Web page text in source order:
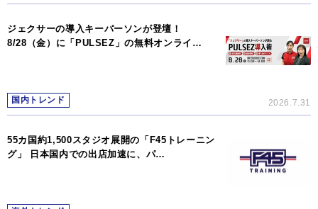
ジェクサーの導入キーパーソンが登壇！
8/28（金）に「PULSEZ」の無料オンライ…
国内トレンド 2026.7.31
55カ国約1,500スタジオ展開の「F45トレーニン
グ」 日本国内での出店加速に、パ…